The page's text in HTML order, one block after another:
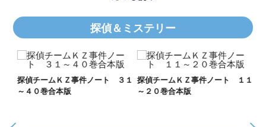
探偵＆ミステリー
探偵チームＫＺ事件ノート ３１
～４０巻合本版
探偵チームＫＺ事件ノート １１
～２０巻合本版